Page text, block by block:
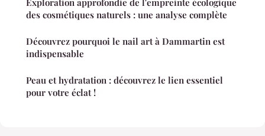
Exploration approfondie de l'empreinte écologique
des cosmétiques naturels : une analyse complète
Découvrez pourquoi le nail art à Dammartin est
indispensable
Peau et hydratation : découvrez le lien essentiel
pour votre éclat !